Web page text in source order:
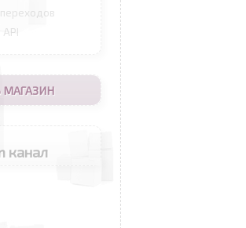
МАГАЗИН
канал